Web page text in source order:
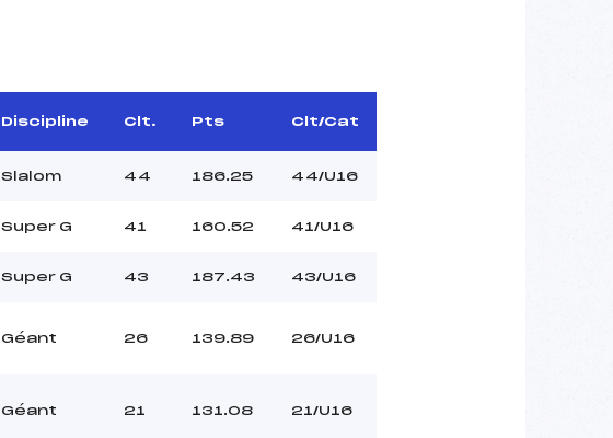
Discipline Clt. Pts Clt/Cat
Slalom 44 186.25 44/U16
Super G 41 160.52 41/U16
Super G 43 187.43 43/U16
Géant 26 139.89 26/U16
Géant 21 131.08 21/U16